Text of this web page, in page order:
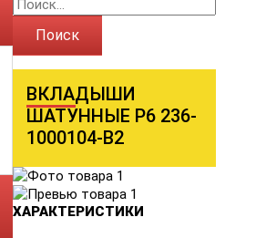
Поиск
ВКЛАДЫШИ
ШАТУННЫЕ Р6 236-
1000104-В2
ХАРАКТЕРИСТИКИ